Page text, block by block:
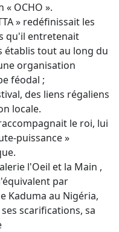
OCHO ».
» redéfinissait les
qu'il entretenait
établis tout au long du
organisation
féodal ;
des liens régaliens
locale.
le roi, lui
puissance »
l'Oeil et la Main ,
par
Kaduma au Nigéria,
scarifications, sa